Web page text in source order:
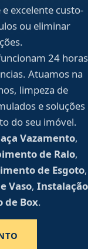
excelente custo-
ou eliminar
24 horas
Atuamos na
limpeza de
e soluções
do seu imóvel.
Vazamento,
de Ralo,
de Esgoto,
Vaso, Instalação
de Box.